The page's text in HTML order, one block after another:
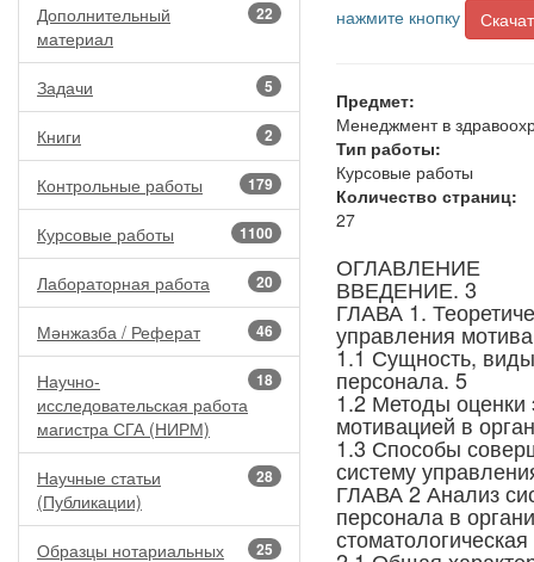
22
Дополнительный
материал
5
Задачи
2
Книги
179
Контрольные работы
1100
Курсовые работы
20
Лабораторная работа
46
Мәнжазба / Реферат
18
Научно-
исследовательская работа
магистра СГА (НИРМ)
28
Научные статьи
(Публикации)
25
Образцы нотариальных
нажмите кнопку
Предмет:
Менеджмент в
Тип работы:
Курсовые работы
Количество страниц:
27
ОГЛАВЛЕНИЕ
ВВЕДЕНИЕ. 3
ГЛАВА 1.
управления
1.1 Сущность,
персонала. 5
1.2 Методы оценки
мотивацией в
1.3 Способы
систему
ГЛАВА 2 Анализ
персонала в